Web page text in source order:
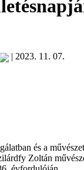
| 2023. 11. 07.
és a
Zoltán